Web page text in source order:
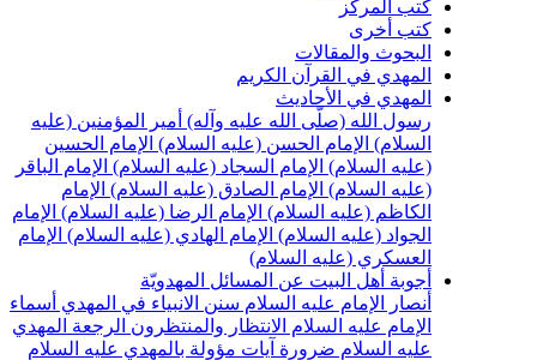
والمقالات
في القرآن الكريم
في الأحاديث
الله (صلّى الله عليه وآله) أمير المؤمنين (عليه
الإمام الحسن (عليه السلام) الإمام الحسين
الإمام السجاد (عليه السلام) الإمام الباقر
الإمام الصادق (عليه السلام) الإمام
(عليه السلام) الإمام الرضا (عليه السلام) الإمام
(عليه السلام) الإمام الهادي (عليه السلام) الإمام
(عليه السلام)
أهل البيت عن المسائل المهدويّة
الإمام عليه السلامسنن الانبياء في المهديأسماء
عليه السلامالانتظار والمنتظرونالرجعةالمهدي
السلام ضرورة آيات مؤولة بالمهدي عليه السلام